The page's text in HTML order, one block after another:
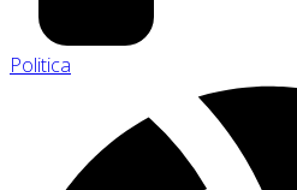
Politica